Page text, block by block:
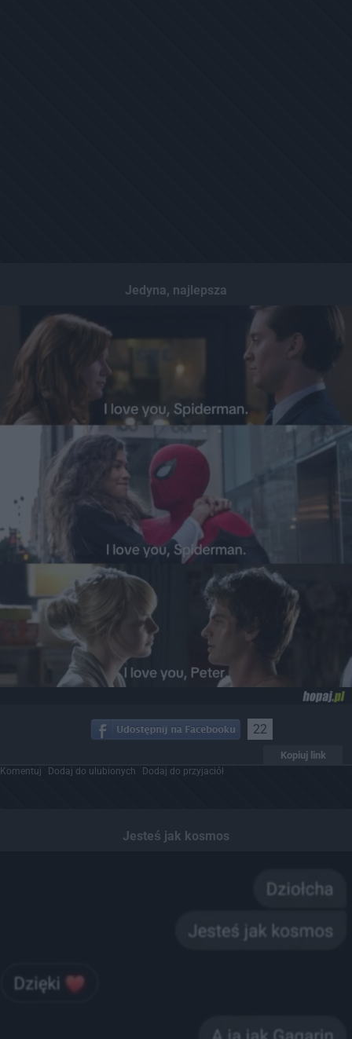
Jedyna, najlepsza
22
Kopiuj link
Komentuj Dodaj do ulubionych Dodaj do przyjaciół
Jesteś jak kosmos